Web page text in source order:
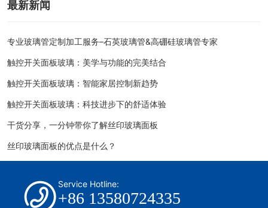
最新新闻
专业玻璃管定制加工服务–石英玻璃管&高硼硅玻璃管专家
触控开关面板玻璃：美学与功能的完美结合
触控开关面板玻璃：智能家居控制新趋势
触控开关面板玻璃：科技进步下的舒适体验
干货分享，一分钟带你了解丝印玻璃面板
丝印玻璃面板的优点是什么？
Service Hotline:
+86 13580724335